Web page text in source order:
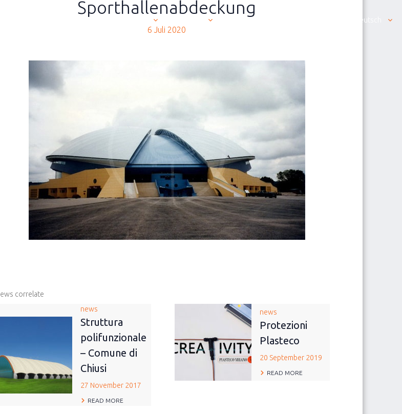
Deutsch
Sporthallenabdeckung
6 Juli 2020
correlate
news
Struttura
polifunzionale
– Comune di
Chiusi
27 November 2017
READ MORE
news
Protezioni
Plasteco
20 September 2019
READ MORE